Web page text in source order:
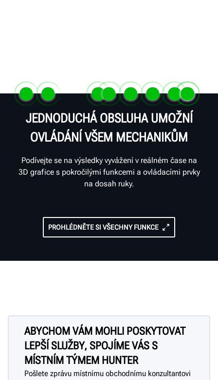
JEDNODUCHÁ OBSLUHA UMOŽNÍ
OVLÁDÁNÍ VŠEM MECHANIKŮM
Podívejte se na výsledky vyvážení v reálném čase na
3D grafice s pokročilými funkcemi a ovládacími prvky
na dosah ruky.
PROHLÉDNĚTE SI VŠECHNY FUNKCE
ABYCHOM VÁM MOHLI POSKYTOVAT
LEPŠÍ SLUŽBY, SPOJÍME VÁS S
MÍSTNÍM TÝMEM HUNTER
Pošlete zprávu místnímu obchodnímu konzultantovi